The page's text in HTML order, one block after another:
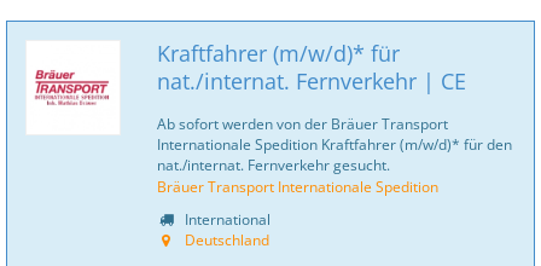
Kraftfahrer (m/w/d)* für
nat./internat. Fernverkehr | CE
Ab sofort werden von der Bräuer Transport
Internationale Spedition Kraftfahrer (m/w/d)* für den
nat./internat. Fernverkehr gesucht.
Bräuer Transport Internationale Spedition
International
Deutschland